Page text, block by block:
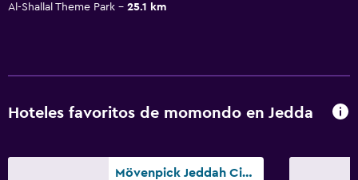
Al-Shallal Theme Park
25.1 km
Hoteles favoritos de momondo en Jedda
Mövenpick Jeddah City Star